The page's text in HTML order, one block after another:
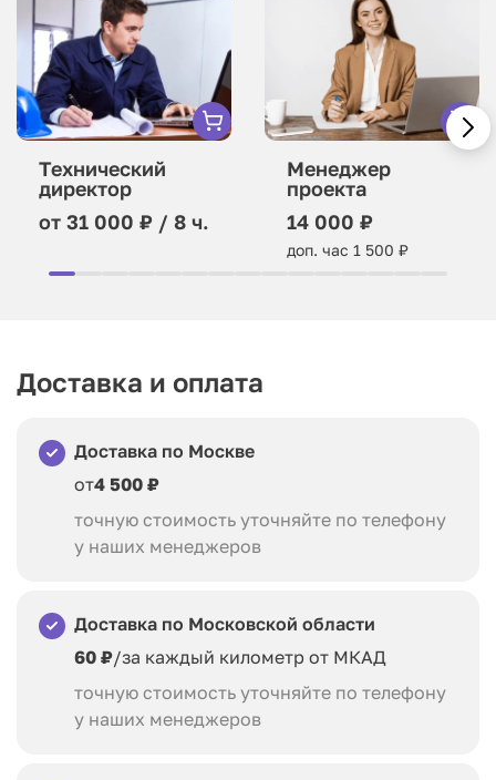
Технический
директор
от 31 000 ₽ / 8 ч.
Менеджер
проекта
14 000 ₽
доп. час 1 500 ₽
Доставка и оплата
Доставка по Москве
от4 500 ₽
точную стоимость уточняйте по телефону
у наших менеджеров
Доставка по Московской области
60 ₽/за каждый километр от МКАД
точную стоимость уточняйте по телефону
у наших менеджеров